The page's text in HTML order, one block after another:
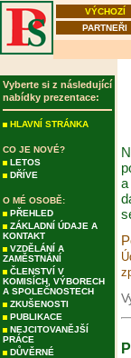
VÝCHOZÍ
PARTNEŘI
Vyberte si z následující
nabídky prezentace:
HLAVNÍ STRÁNKA
CO JE NOVÉ?
LETOS
DŘÍVE
O MÉ OSOBĚ:
PŘEHLED
ZÁKLADNÍ ÚDAJE A
KONTAKT
VZDĚLÁNÍ A
ZAMĚSTNÁNÍ
ČLENSTVÍ V
KOMISÍCH, VÝBORECH
A SPOLEČNOSTECH
ZKUŠENOSTI
PUBLIKACE
NEJCITOVANĚJŠÍ
PRÁCE
DŮVĚRNÉ